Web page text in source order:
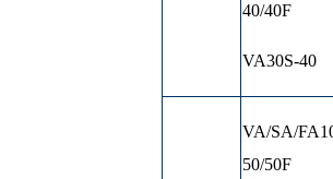
40/40F
VA30S-40
VA/SA/
50/50F